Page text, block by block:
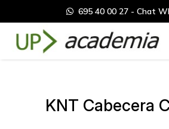
695 40 00 27 - Chat
KNT Cabecera